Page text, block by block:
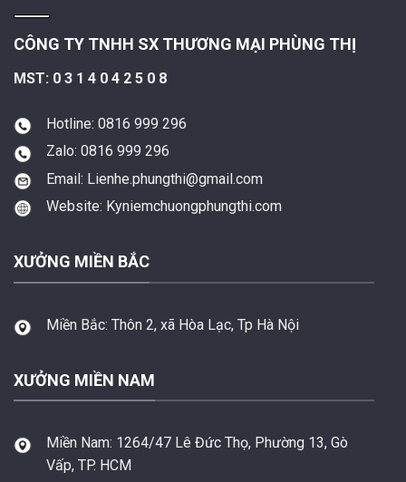
CÔNG TY TNHH SX THƯƠNG MẠI PHÙNG THỊ
MST: 0 3 1 4 0 4 2 5 0 8
Hotline: 0816 999 296
Zalo: 0816 999 296
Email: Lienhe.phungthi@gmail.com
Website: Kyniemchuongphungthi.com
XƯỞNG MIỀN BẮC
Miền Bắc: Thôn 2, xã Hòa Lạc, Tp Hà Nội
XƯỞNG MIỀN NAM
Miền Nam: 1264/47 Lê Đức Thọ, Phường 13, Gò
Vấp, TP. HCM